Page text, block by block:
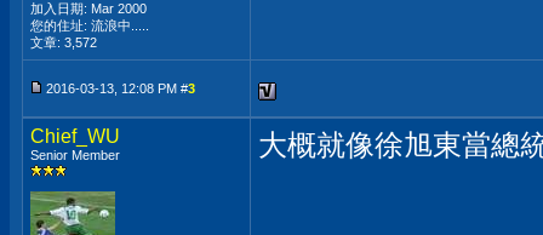
加入日期: Mar 2000
您的住址: 流浪中.....
文章: 3,572
2016-03-13, 12:08 PM #3
Chief_WU
Senior Member 大概就像徐旭東當總